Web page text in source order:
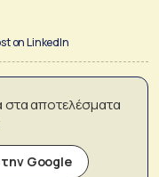
on LinkedIn
αποτελέσματα
Google